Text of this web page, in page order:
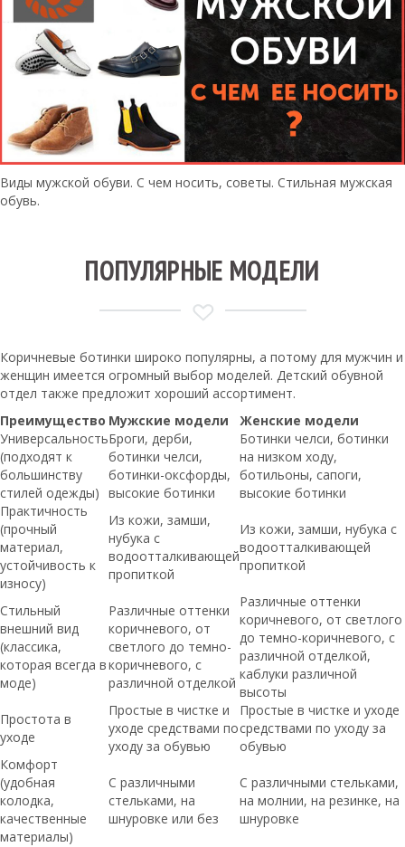
Виды мужской обуви. С чем носить, советы. Стильная мужская
обувь.
ПОПУЛЯРНЫЕ МОДЕЛИ
Коричневые ботинки широко популярны, а потому для мужчин и
женщин имеется огромный выбор моделей. Детский обувной
отдел также предложит хороший ассортимент.
Преимущество Мужские модели
Женские модели
Универсальность
(подходят к
большинству
стилей одежды)
Броги, дерби,
ботинки челси,
ботинки-оксфорды,
высокие ботинки
Ботинки челси, ботинки
на низком ходу,
ботильоны, сапоги,
высокие ботинки
Практичность
(прочный
материал,
устойчивость к
износу)
Из кожи, замши,
нубука с
водоотталкивающей
пропиткой
Из кожи, замши, нубука с
водоотталкивающей
пропиткой
Стильный
внешний вид
(классика,
которая всегда в
моде)
Различные оттенки
коричневого, от
светлого до темно-
коричневого, с
различной отделкой
Различные оттенки
коричневого, от светлого
до темно-коричневого, с
различной отделкой,
каблуки различной
высоты
Простота в
уходе
Простые в чистке и
уходе средствами по
уходу за обувью
Простые в чистке и уходе
средствами по уходу за
обувью
Комфорт
(удобная
колодка,
качественные
материалы)
С различными
стельками, на
шнуровке или без
С различными стельками,
на молнии, на резинке, на
шнуровке